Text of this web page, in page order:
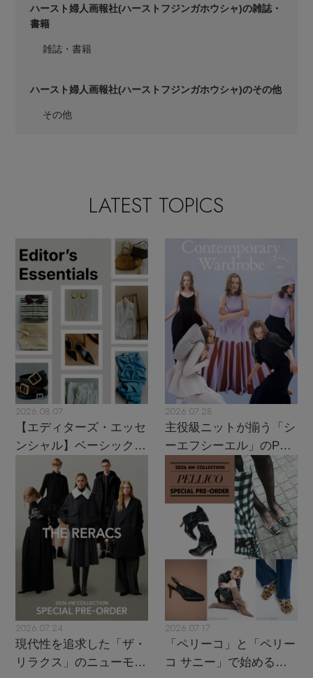
ハースト婦人画報社(ハーストフジンガホウシャ)の雑誌・
書籍
雑誌・書籍
ハースト婦人画報社(ハーストフジンガホウシャ)のその他
その他
LATEST TOPICS
2026.08.07
【エディターズ・エッセ
ンシャル】ベーシックと
トレンドが交差する16の
2026.07.28
主役級ニットが揃う「シ
ーエフシーエル」のPOP
UPがスタート
2026.07.24
現代性を追求した「ザ・
リラクス」のニューモダ
2026.07.17
「ペリーコ」と「ペリー
コ サニー」で始める秋